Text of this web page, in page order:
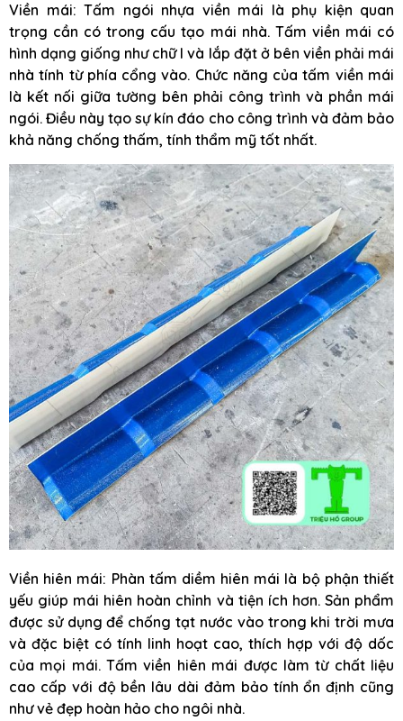
Viền mái: Tấm ngói nhựa viền mái là phụ kiện quan
trọng cần có trong cấu tạo mái nhà. Tấm viền mái có
hình dạng giống như chữ I và lắp đặt ở bên viền phải mái
nhà tính từ phía cổng vào. Chức năng của tấm viền mái
là kết nối giữa tường bên phải công trình và phần mái
ngói. Điều này tạo sự kín đáo cho công trình và đảm bảo
khả năng chống thấm, tính thẩm mỹ tốt nhất.
Viền hiên mái: Phàn tấm diềm hiên mái là bộ phận thiết
yếu giúp mái hiên hoàn chỉnh và tiện ích hơn. Sản phẩm
được sử dụng để chống tạt nước vào trong khi trời mưa
và đặc biệt có tính linh hoạt cao, thích hợp với độ dốc
của mọi mái. Tấm viền hiên mái được làm từ chất liệu
cao cấp với độ bền lâu dài đảm bảo tính ổn định cũng
như vẻ đẹp hoàn hảo cho ngôi nhà.